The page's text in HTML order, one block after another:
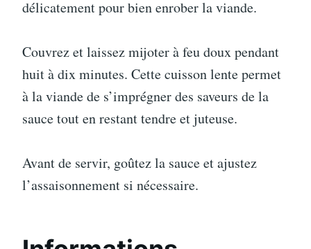
délicatement pour bien enrober la viande.
Couvrez et laissez mijoter à feu doux pendant
huit à dix minutes. Cette cuisson lente permet
à la viande de s’imprégner des saveurs de la
sauce tout en restant tendre et juteuse.
Avant de servir, goûtez la sauce et ajustez
l’assaisonnement si nécessaire.